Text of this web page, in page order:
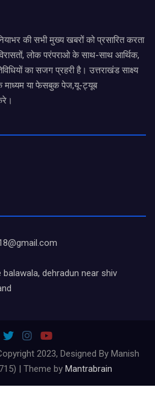
की सभी मुख्य खबरों को प्रसारित करता
लोक परंपराओ के साथ-साथ आर्थिक,
का सजग प्रहरी है। उत्तराखंड साक्ष्य
या फेसबुक पेज,यू-ट्यूब
dehradun near shiv
2023, Designed By Manish
| Theme by Mantrabrain